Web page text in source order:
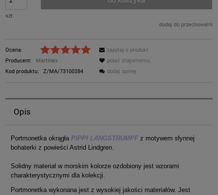
szt.
dodaj do przechowalni
Ocena:
Producent:
Martinex
Kod produktu:
Z/MA/73100284
zapytaj o produkt
poleć znajomemu
dodaj opinię
Opis
Portmonetka okrągła PIPPI LANGSTRUMPF z motywem słynnej
bohaterki z powieści Astrid Lindgren.
Solidny materiał w morskim kolorze ozdobiony jest wzorami
charakterystycznymi dla kolekcji.
Portmonetka wykonana jest z wysokiej jakości materiałów. Jest